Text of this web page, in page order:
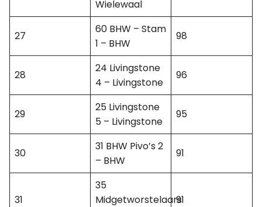
Wielewaal
27
60 BHW – Stam
1 – BHW
98
28
24 Livingstone
4 – Livingstone
96
29
25 Livingstone
5 – Livingstone
95
30
31 BHW Pivo’s 2
– BHW
91
31
35
Midgetworstelaars
91